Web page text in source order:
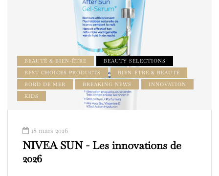
BEAUTÉ & BIEN-ÊTRE
BEAUTY SELECTIONS
BEST CHOICES PRODUCTS
BIEN-ÊTRE & BEAUTÉ
BORD DE MER
BREAKING NEWS
INNOVATION
KIDS
18 mars 2026
NIVEA SUN - Les innovations de
2026